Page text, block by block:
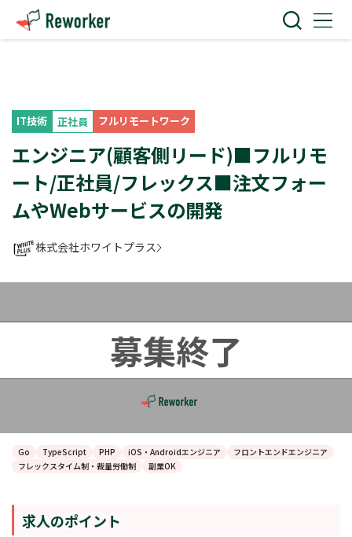
IT技術 正社員 フルリモートワーク
エンジニア(顧客側リード)■フルリモ
ート/正社員/フレックス■注文フォー
ムやWebサービスの開発
株式会社ホワイトプラス
Go TypeScript PHP iOS・Androidエンジニア
フロントエンドエンジニア
フレックスタイム制・裁量労働制
副業OK
求人のポイント